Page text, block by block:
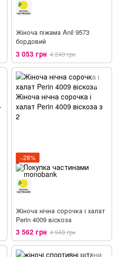
Жіноча піжама Anil 9573
бордовий
3 053 грн 4 240 грн
−28%
Жіноча нічна сорочка і халат
Perin 4009 віскоза
3 562 грн 4 948 грн